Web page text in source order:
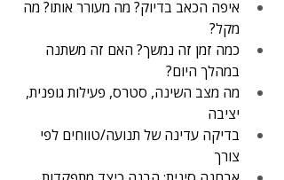
איפה הכאב בדיוק? מה מעורר אותו? מה
מקל?
כמה זמן זה נמשך? האם זה משתנה
במהלך היום?
מה מצב השינה, סטרס, פעילות גופנית,
יציבה
בדיקה עדינה של תנועה/טווחים לפי
צורך